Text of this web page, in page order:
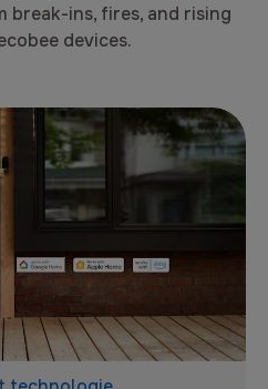
ins, fires, and rising
devices.